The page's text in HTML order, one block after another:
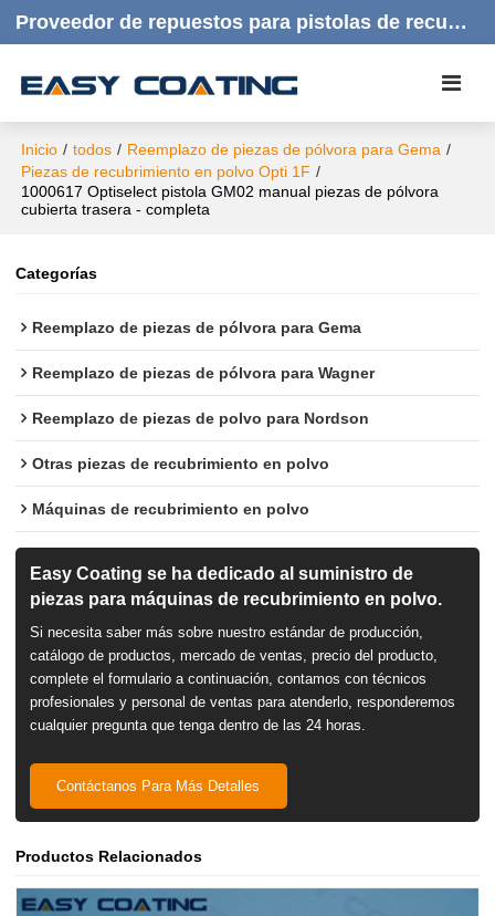
Proveedor de repuestos para pistolas de recubrimiento en polvo | Productos de calidad, respuesta rápida y atención al cliente amable.
Inicio / todos / Reemplazo de piezas de pólvora para Gema /
Piezas de recubrimiento en polvo Opti 1F /
1000617 Optiselect pistola GM02 manual piezas de pólvora
cubierta trasera - completa
Categorías
Reemplazo de piezas de pólvora para Gema
Reemplazo de piezas de pólvora para Wagner
Reemplazo de piezas de polvo para Nordson
Otras piezas de recubrimiento en polvo
Máquinas de recubrimiento en polvo
Easy Coating se ha dedicado al suministro de
piezas para máquinas de recubrimiento en polvo.
Si necesita saber más sobre nuestro estándar de producción,
catálogo de productos, mercado de ventas, precio del producto,
complete el formulario a continuación, contamos con técnicos
profesionales y personal de ventas para atenderlo, responderemos
cualquier pregunta que tenga dentro de las 24 horas.
Contáctanos Para Más Detalles
Productos Relacionados